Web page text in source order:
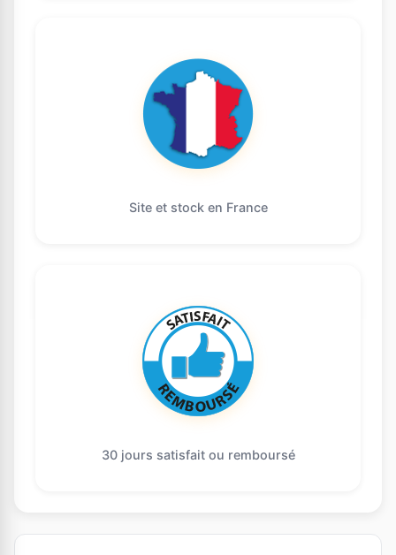
Site et stock en France
30 jours satisfait ou remboursé